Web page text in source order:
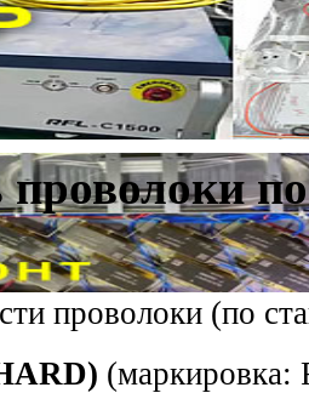
проволоки
проволоки (по
(маркировка: